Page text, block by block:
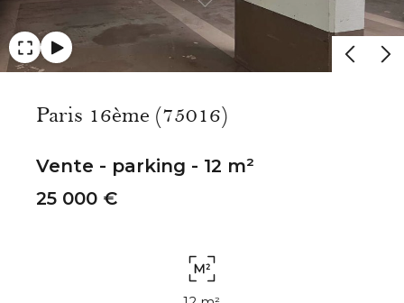
Paris 16ème (75016)
Vente - parking - 12 m²
25 000 €